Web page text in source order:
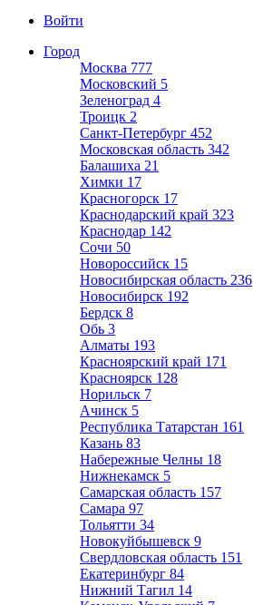
Войти
Город
Москва 777
Московский 5
Зеленоград 4
Троицк 2
Санкт-Петербург 452
Московская область 342
Балашиха 21
Химки 17
Красногорск 17
Краснодарский край 323
Краснодар 142
Сочи 50
Новороссийск 15
Новосибирская область 236
Новосибирск 192
Бердск 8
Обь 3
Алматы 193
Красноярский край 171
Красноярск 128
Норильск 7
Ачинск 5
Республика Татарстан 161
Казань 83
Набережные Челны 18
Нижнекамск 5
Самарская область 157
Самара 97
Тольятти 34
Новокуйбышевск 9
Свердловская область 151
Екатеринбург 84
Нижний Тагил 14